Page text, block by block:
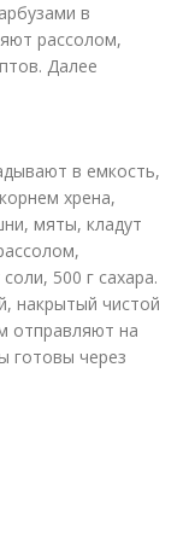
в
рассолом,
Далее
в емкость,
хрена,
мяты, кладут
500 г сахара.
накрытый чистой
отправляют на
готовы через